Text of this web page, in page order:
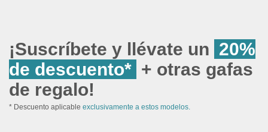
¡Suscríbete y llévate un 20%
de descuento* + otras gafas
de regalo!
* Descuento aplicable exclusivamente a estos modelos.